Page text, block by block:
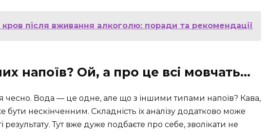
після вживання алкоголю: поради та рекомендації
напоїв? Ой, а про це всі мовчать…
чесно. Вода — це одне, але що з іншими типами напоїв? Кава,
нескінченним. Складність їх аналізу додатково може
Тут вже дуже подбаєте про себе, зволікати не